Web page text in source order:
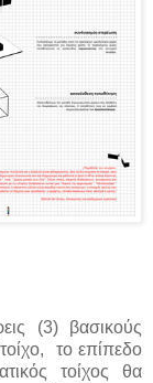
(3) βασικούς
το επίπεδο
τοίχος θα